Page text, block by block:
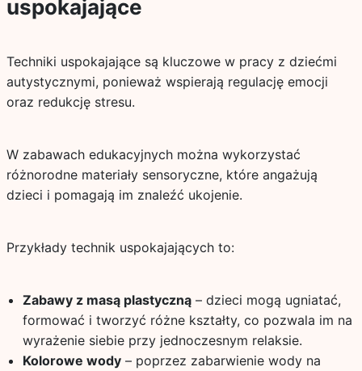
uspokajające
Techniki uspokajające są kluczowe w pracy z dziećmi
autystycznymi, ponieważ wspierają regulację emocji
oraz redukcję stresu.
W zabawach edukacyjnych można wykorzystać
różnorodne materiały sensoryczne, które angażują
dzieci i pomagają im znaleźć ukojenie.
Przykłady technik uspokajających to:
Zabawy z masą plastyczną– dzieci mogą ugniatać,
formować i tworzyć różne kształty, co pozwala im na
wyrażenie siebie przy jednoczesnym relaksie.
Kolorowe wody– poprzez zabarwienie wody na